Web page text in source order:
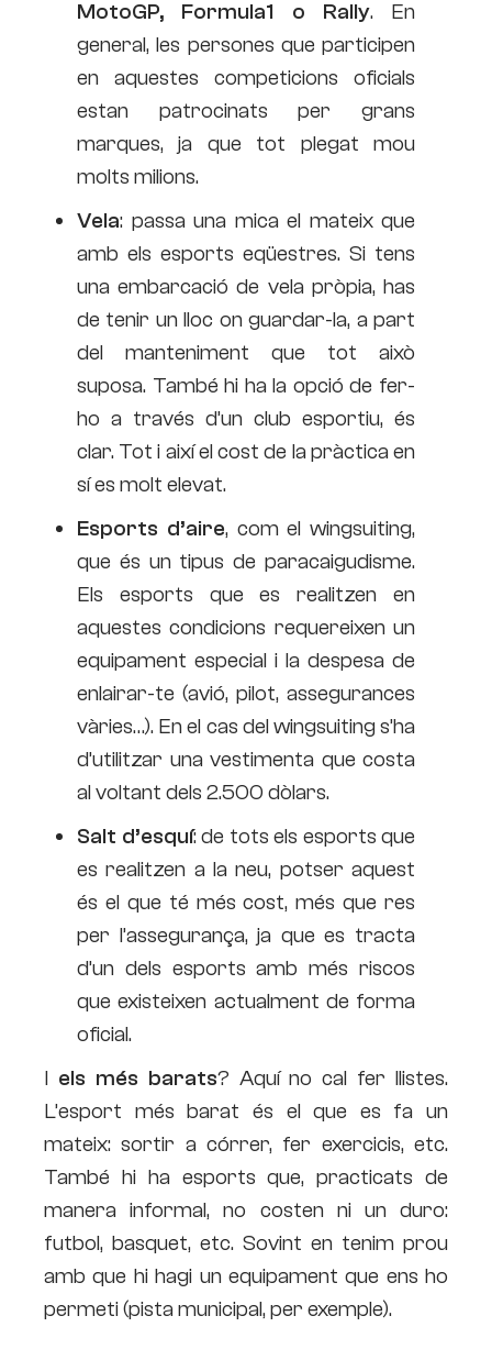
MotoGP, Formula1 o Rally. En
general, les persones que participen
en aquestes competicions oficials
estan patrocinats per grans
marques, ja que tot plegat mou
molts milions.
Vela: passa una mica el mateix que
amb els esports eqüestres. Si tens
una embarcació de vela pròpia, has
de tenir un lloc on guardar-la, a part
del manteniment que tot això
suposa. També hi ha la opció de fer-
ho a través d’un club esportiu, és
clar. Tot i així el cost de la pràctica en
sí es molt elevat.
Esports d’aire, com el wingsuiting,
que és un tipus de paracaigudisme.
Els esports que es realitzen en
aquestes condicions requereixen un
equipament especial i la despesa de
enlairar-te (avió, pilot, assegurances
vàries…). En el cas del wingsuiting s’ha
d’utilitzar una vestimenta que costa
al voltant dels 2.500 dòlars.
Salt d’esquí: de tots els esports que
es realitzen a la neu, potser aquest
és el que té més cost, més que res
per l’assegurança, ja que es tracta
d’un dels esports amb més riscos
que existeixen actualment de forma
oficial.
I els més barats? Aquí no cal fer llistes.
L’esport més barat és el que es fa un
mateix: sortir a córrer, fer exercicis, etc.
També hi ha esports que, practicats de
manera informal, no costen ni un duro:
futbol, basquet, etc. Sovint en tenim prou
amb que hi hagi un equipament que ens ho
permeti (pista municipal, per exemple).